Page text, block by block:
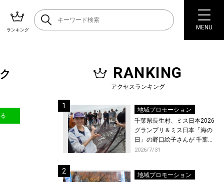
ランキング MENU
RANKING
アクセスランキング
地域プロモーション
千葉県長生村、ミス日本2026
グランプリ＆ミス日本「海の
日」の野口絵子さんが 千葉県
唯一の村・長生村で地引網を
2026/7/31
地域プロモーション